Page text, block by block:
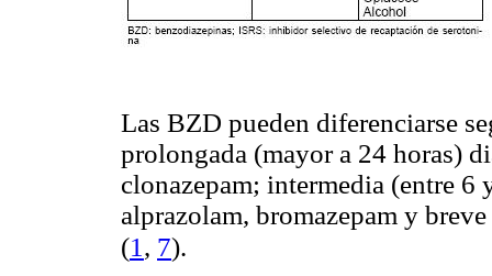
Las BZD pueden diferenciarse
prolongada (mayor a 24 horas)
clonazepam; intermedia (entre 6
alprazolam, bromazepam y
(1 , 7).